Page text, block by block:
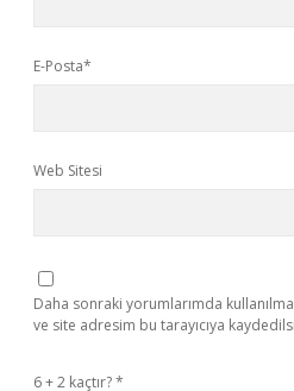
E-Posta*
Web Sitesi
Daha sonraki yorumlarımda
ve site adresim bu tarayıcıya
6 + 2 kaçtır?*